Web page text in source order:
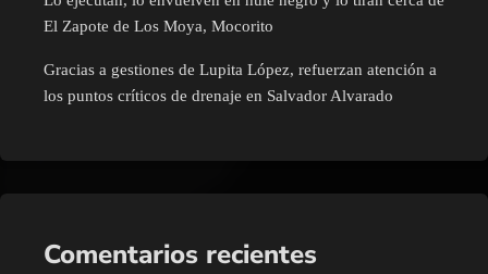
El Zapote de Los Moya, Mocorito
Gracias a gestiones de Lupita López, refuerzan atención a
los puntos críticos de drenaje en Salvador Alvarado
Comentarios recientes